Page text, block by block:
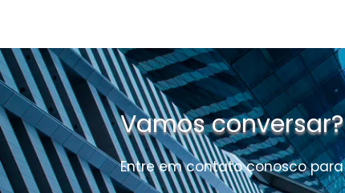
Vamos conversar?
Entre em contato conosco